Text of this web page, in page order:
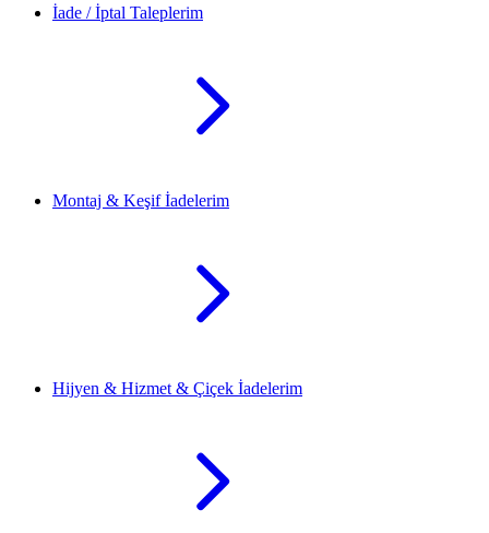
İade / İptal Taleplerim
Montaj & Keşif İadelerim
Hijyen & Hizmet & Çiçek İadelerim